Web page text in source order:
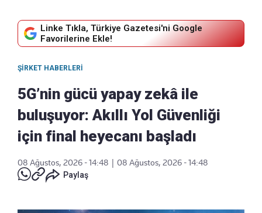
Linke Tıkla, Türkiye Gazetesi'ni Google
Favorilerine Ekle!
ŞIRKET HABERLERI
5G’nin gücü yapay zekâ ile
buluşuyor: Akıllı Yol Güvenliği
için final heyecanı başladı
08 Ağustos, 2026 - 14:48
08 Ağustos, 2026 - 14:48
Paylaş